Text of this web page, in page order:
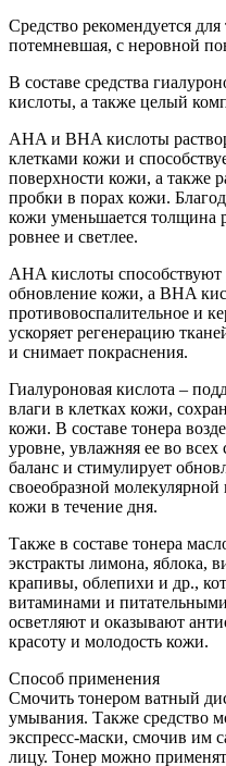
Средство рекомендуется
потемневшая, с неровной
В составе средства
кислоты, а также целый
AHA и BHA кислоты
клетками кожи и
поверхности кожи, а также
пробки в порах кожи.
кожи уменьшается толщина
ровнее и светлее.
AHA кислоты
обновление кожи, а BHA
противовоспалительное и
ускоряет регенерацию
и снимает покраснения.
Гиалуроновая кислота –
влаги в клетках кожи,
кожи. В составе тонера
уровне, увлажняя ее во всех
баланс и стимулирует
своеобразной
кожи в течение дня.
Также в составе тонера
экстракты лимона, яблока,
крапивы, облепихи и др.,
витаминами и
осветляют и оказывают
красоту и молодость кожи.
Способ применения
Смочить тонером ватный
умывания. Также средство
экспресс-маски, смочив им
лицу. Тонер можно